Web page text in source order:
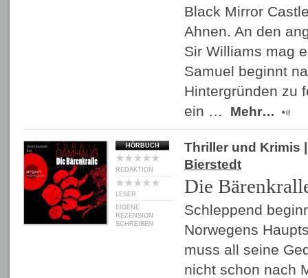
Black Mirror
Ahnen. An den
Sir Williams mag
Samuel beginnt
Hintergründen zu
ein …
Mehr…
HÖRBUCH
REDAKTION
LESER
EIGENE
REZENSION
SCHREIBEN
Thriller und Krimis
Bierstedt
Die
Schleppend
Norwegens
muss all seine
nicht schon nach